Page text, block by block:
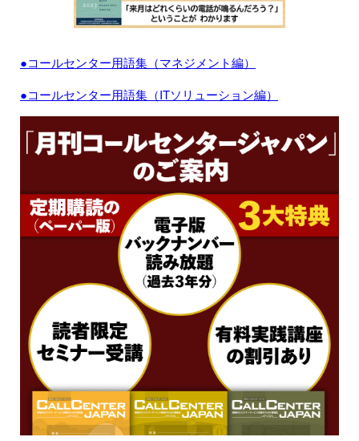
●コールセンター用語集（マネジメント編）
●コールセンター用語集（ITソリューション編）